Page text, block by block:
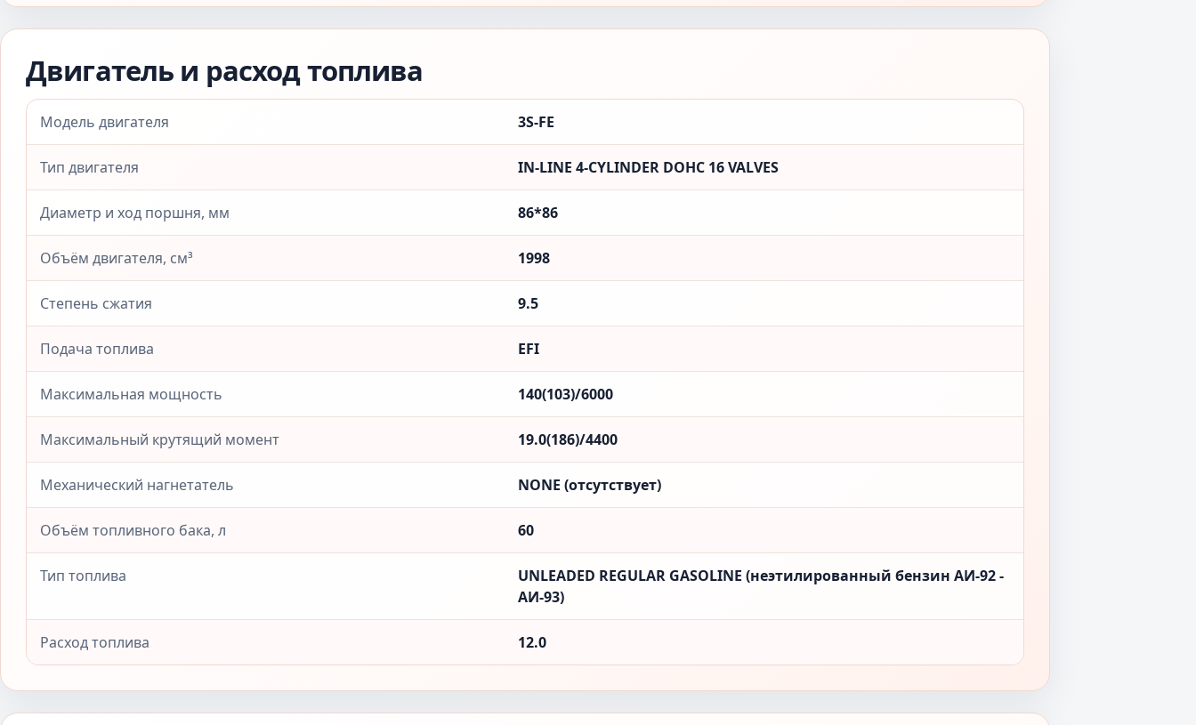
Двигатель и расход топлива
Модель двигателя 3S-FE
Тип двигателя IN-LINE 4-CYLINDER DOHC 16 VALVES
Диаметр и ход поршня, мм 86*86
Объём двигателя, см³ 1998
Степень сжатия 9.5
Подача топлива EFI
Максимальная мощность 140(103)/6000
Максимальный крутящий момент 19.0(186)/4400
Механический нагнетатель NONE (отсутствует)
Объём топливного бака, л 60
Тип топлива
UNLEADED REGULAR GASOLINE (неэтилированный бензин АИ-92 -
АИ-93)
Расход топлива 12.0